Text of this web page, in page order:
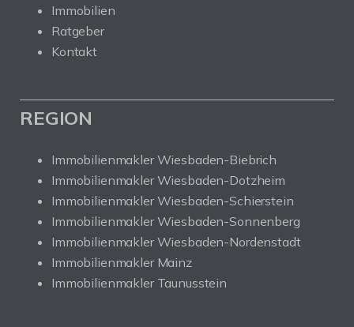
Immobilien
Ratgeber
Kontakt
REGION
Immobilienmakler Wiesbaden-Biebrich
Immobilienmakler Wiesbaden-Dotzheim
Immobilienmakler Wiesbaden-Schierstein
Immobilienmakler Wiesbaden-Sonnenberg
Immobilienmakler Wiesbaden-Nordenstadt
Immobilienmakler Mainz
Immobilienmakler Taunusstein